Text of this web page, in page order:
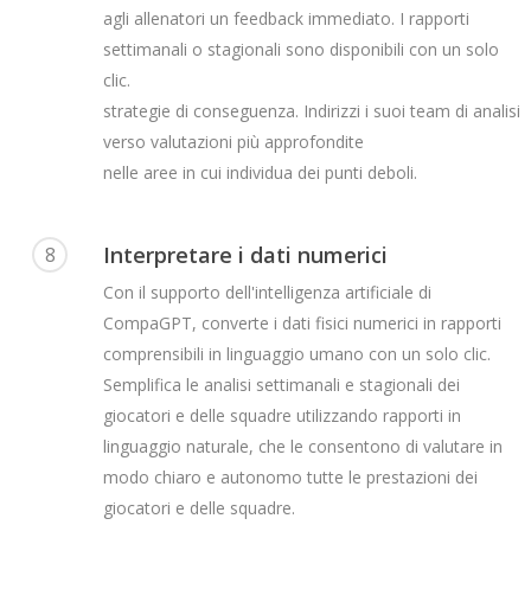
agli allenatori un feedback immediato. I rapporti
settimanali o stagionali sono disponibili con un solo
clic.
strategie di conseguenza. Indirizzi i suoi team di analisi
verso valutazioni più approfondite
nelle aree in cui individua dei punti deboli.
8 Interpretare i dati numerici
Con il supporto dell'intelligenza artificiale di
CompaGPT, converte i dati fisici numerici in rapporti
comprensibili in linguaggio umano con un solo clic.
Semplifica le analisi settimanali e stagionali dei
giocatori e delle squadre utilizzando rapporti in
linguaggio naturale, che le consentono di valutare in
modo chiaro e autonomo tutte le prestazioni dei
giocatori e delle squadre.